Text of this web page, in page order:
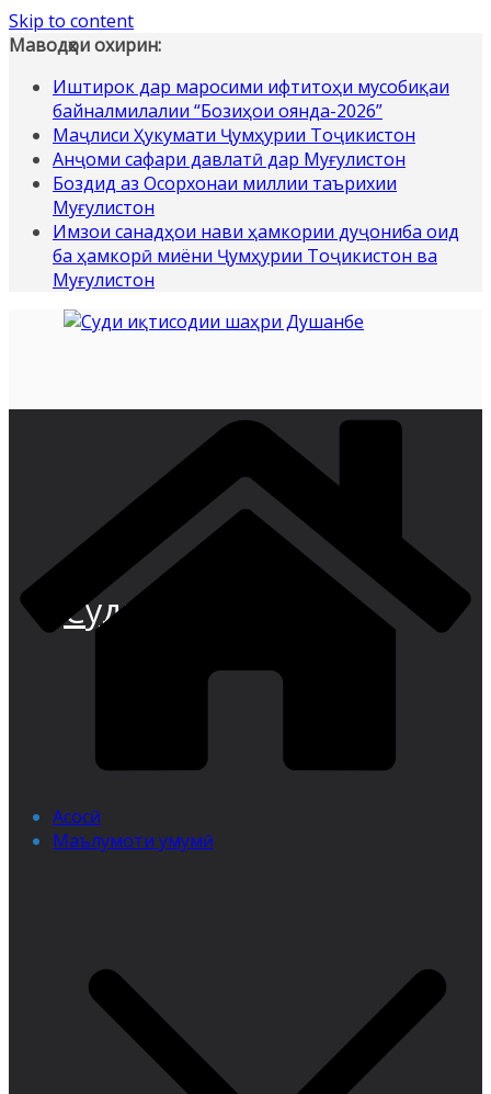
Skip to content
Маводҳои охирин:
Иштирок дар маросими ифтитоҳи мусобиқаи
байналмилалии “Бозиҳои оянда-2026”
Маҷлиси Ҳукумати Ҷумҳурии Тоҷикистон
Анҷоми сафари давлатӣ дар Муғулистон
Боздид аз Осорхонаи миллии таърихии
Муғулистон
Имзои санадҳои нави ҳамкории дуҷониба оид
ба ҳамкорӣ миёни Ҷумҳурии Тоҷикистон ва
Муғулистон
Суди иқтисодии
Асосӣ
Маълумоти умумӣ